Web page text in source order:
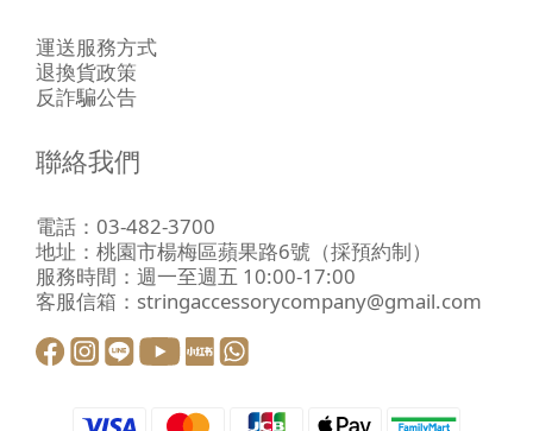
運送服務方式
退換貨政策
反詐騙公告
聯絡我們
電話：03-482-3700
地址： 桃園市楊梅區蘋果路6號 （採預約制）
服務時間：週一至週五 10:00-17:00
客服信箱：stringaccessorycompany@gmail.com